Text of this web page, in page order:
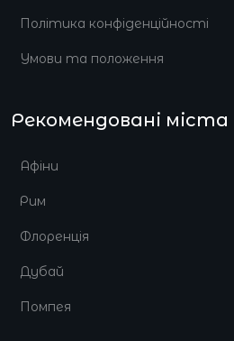
Політика конфіденційності
Умови та положення
Рекомендовані міста
Афіни
Рим
Флоренція
Дубай
Помпея